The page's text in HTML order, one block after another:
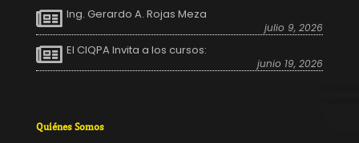
Ing. Gerardo A. Rojas Meza
julio 9, 2026
El CIQPA Invita a los cursos:
junio 19, 2026
Quiénes Somos